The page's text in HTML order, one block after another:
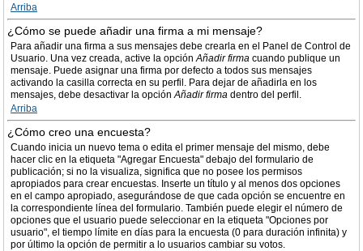
Arriba
¿Cómo se puede añadir una firma a mi mensaje?
Para añadir una firma a sus mensajes debe crearla en el Panel de Control de
Usuario. Una vez creada, active la opciónAñadir firma cuando publique un
mensaje. Puede asignar una firma por defecto a todos sus mensajes
activando la casilla correcta en su perfil. Para dejar de añadirla en los
mensajes, debe desactivar la opciónAñadir firma dentro del perfil.
Arriba
¿Cómo creo una encuesta?
Cuando inicia un nuevo tema o edita el primer mensaje del mismo, debe
hacer clic en la etiqueta "Agregar Encuesta" debajo del formulario de
publicación; si no la visualiza, significa que no posee los permisos
apropiados para crear encuestas. Inserte un título y al menos dos opciones
en el campo apropiado, asegurándose de que cada opción se encuentre en
la correspondiente línea del formulario. También puede elegir el número de
opciones que el usuario puede seleccionar en la etiqueta "Opciones por
usuario", el tiempo límite en días para la encuesta (0 para duración infinita) y
por último la opción de permitir a lo usuarios cambiar su votos.